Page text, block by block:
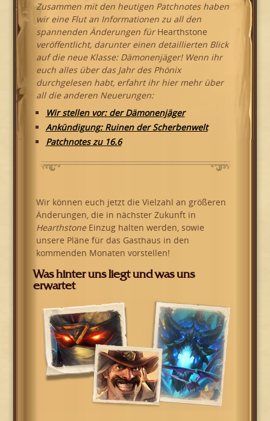
Zusammen mit den heutigen Patchnotes haben
wir eine Flut an Informationen zu all den
spannenden Änderungen fürHearthstone
veröffentlicht, darunter einen detaillierten Blick
auf die neue Klasse: Dämonenjäger! Wenn ihr
euch alles über das Jahr des Phönix
durchgelesen habt, erfahrt ihr hier mehr über
all die anderen Neuerungen:
Wir stellen vor: der Dämonenjäger
Ankündigung: Ruinen der Scherbenwelt
Patchnotes zu 16.6
Wir können euch jetzt die Vielzahl an größeren
Änderungen, die in nächster Zukunft in
HearthstoneEinzug halten werden, sowie
unsere Pläne für das Gasthaus in den
kommenden Monaten vorstellen!
Was hinter uns liegt und was uns
erwartet